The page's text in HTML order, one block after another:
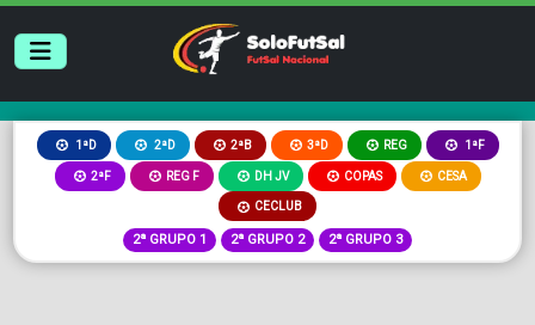
1ªD 2ªD 2ªB 3ªD REG 1ªF
2ªF REG F DH JV COPAS CESA
CECLUB
2ª GRUPO 1 2ª GRUPO 2 2ª GRUPO 3